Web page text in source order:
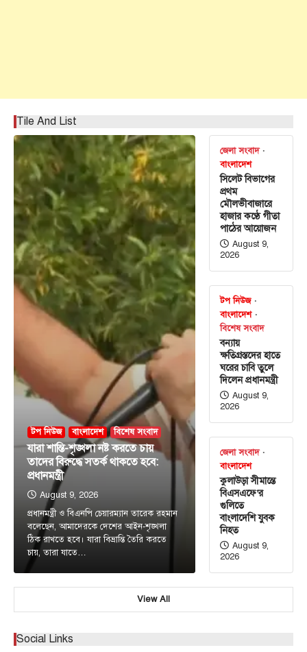
Tile And List
টপ নিউজ বাংলাদেশ বিশেষ সংবাদ
যারা শান্তি-শৃঙ্খলা নষ্ট করতে চায়
তাদের বিরুদ্ধে সতর্ক থাকতে হবে:
প্রধানমন্ত্রী
August 9, 2026
প্রধানমন্ত্রী ও বিএনপি চেয়ারম্যান তারেক রহমান
বলেছেন, আমাদেরকে দেশের আইন-শৃঙ্খলা
ঠিক রাখতে হবে। যারা বিভ্রান্তি তৈরি করতে
চায়, তারা যাতে…
জেলা সংবাদ
বাংলাদেশ
সিলেট বিভাগের
প্রথম
মৌলভীবাজারে
হাজার কণ্ঠে গীতা
পাঠের আয়োজন
August 9,
2026
টপ নিউজ
বাংলাদেশ
বিশেষ সংবাদ
বন্যায়
ক্ষতিগ্রস্তদের হাতে
ঘরের চাবি তুলে
দিলেন প্রধানমন্ত্রী
August 9,
2026
জেলা সংবাদ
বাংলাদেশ
কুলাউড়া সীমান্তে
বিএসএফে’র
গুলিতে
বাংলাদেশি যুবক
নিহত
August 9,
2026
View All
Social Links
3
বিশেষ সংবাদ
চট্টগ্রামে দলকে আরও শক্তিশালী ও গতিশীল
করার নির্দেশ প্রধানমন্ত্রীর
August 10, 2026
বিএনপির…
টপ নিউজ বাংলাদেশ বিশেষ সংবাদ